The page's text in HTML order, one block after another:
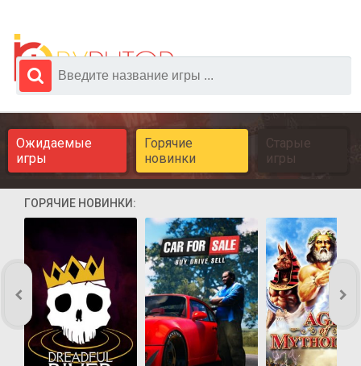
Ожидаемые
игры
Горячие
новинки
Старые
игры
ГОРЯЧИЕ НОВИНКИ: